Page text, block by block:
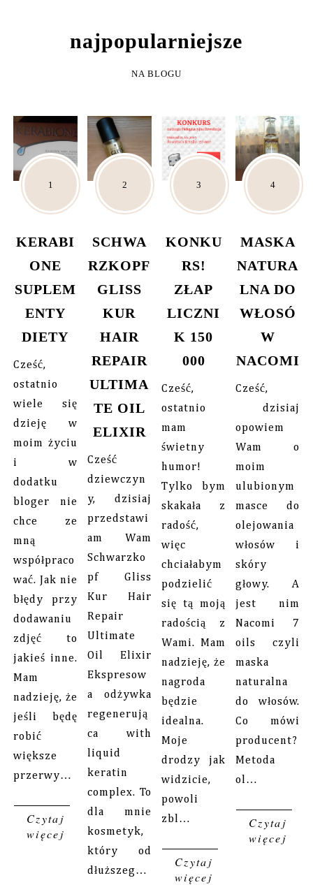
NAJPOPULARNIEJSZE
NA BLOGU
KERABI
ONE
SUPLEM
ENTY
DIETY
Cześć,
ostatnio
wiele się
dzieję w
moim życiu
i w
dodatku
bloger nie
chce ze
mną
współpraco
wać. Jak nie
błędy przy
dodawaniu
zdjęć to
jakieś inne.
Mam
nadzieję, że
jeśli będę
robić
większe
przerwy…
Czytaj
więcej
SCHWA
RZKOPF
GLISS
KUR
HAIR
REPAIR
ULTIMA
TE OIL
ELIXIR
Cześć
dziewczyn
y, dzisiaj
przedstawi
am Wam
Schwarzko
pf Gliss
Kur Hair
Repair
Ultimate
Oil Elixir
Ekspresow
a odżywka
regenerują
ca with
liquid
keratin
complex. To
dla mnie
kosmetyk,
który od
dłuższeg…
KONKU
RS!
ZŁAP
LICZNI
K 150
000
Cześć,
ostatnio
mam
świetny
humor!
Tylko bym
skakała z
radość,
więc
chciałabym
podzielić
się tą moją
radością z
Wami. Mam
nadzieję, że
nagroda
będzie
idealna.
Moje
drodzy jak
widzicie,
powoli
zbl…
Czytaj
więcej
MASKA
NATURA
LNA DO
WŁOSÓ
W
NACOMI
Cześć,
dzisiaj
opowiem
Wam o
moim
ulubionym
masce do
olejowania
włosów i
skóry
głowy. A
jest nim
Nacomi 7
oils czyli
maska
naturalna
do włosów.
Co mówi
producent?
Metoda
ol…
Czytaj
więcej